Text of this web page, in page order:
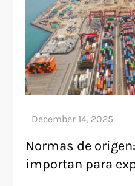
Normas de
importan para